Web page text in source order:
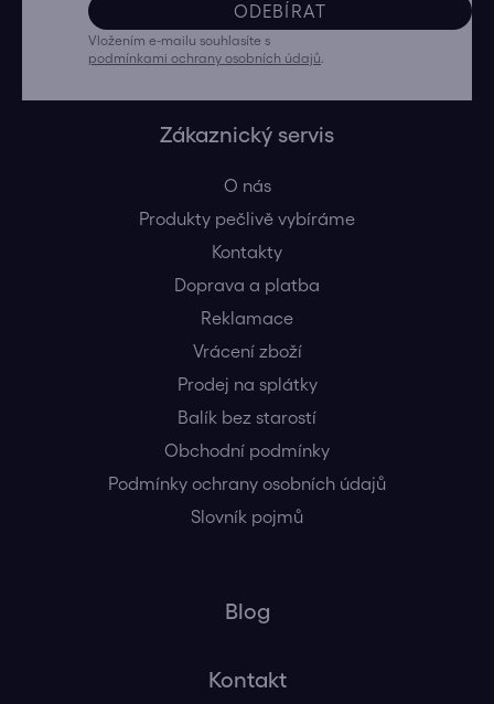
ODEBÍRAT
Vložením e-mailu souhlasíte s
podmínkami ochrany osobních údajů
Zákaznický servis
O nás
Produkty pečlivě vybíráme
Kontakty
Doprava a platba
Reklamace
Vrácení zboží
Prodej na splátky
Balík bez starostí
Obchodní podmínky
Podmínky ochrany osobních údajů
Slovník pojmů
Blog
Kontakt